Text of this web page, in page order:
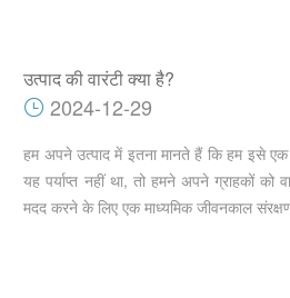
उत्पाद की वारंटी क्या है?
2024-12-29
हम अपने उत्पाद में इतना मानते हैं कि हम इसे
यह पर्याप्त नहीं था, तो हमने अपने ग्राहकों को
मदद करने के लिए एक माध्यमिक जीवनकाल